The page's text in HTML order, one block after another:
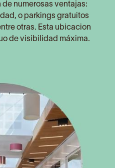
numerosas ventajas:
o parkings gratuitos
otras. Esta ubicacion
de visibilidad máxima.